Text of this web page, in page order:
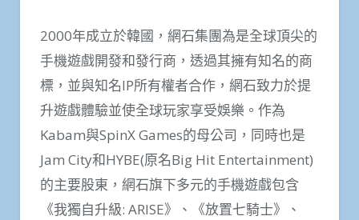
2000年成立於韓國，網石集團為是全球頂尖的
手機遊戲開發和發行商，透過其擁有知名的商
標，並與知名IP所有權者合作，網石致力於提
升遊戲體驗並使全球玩家享受娛樂。作為
Kabam與SpinX Games的母公司，同時也是
Jam City和HYBE(原名Big Hit Entertainment)
的主要股東，網石旗下多元的手機遊戲包含
《我獨自升級: ARISE》、《放置七騎士》、